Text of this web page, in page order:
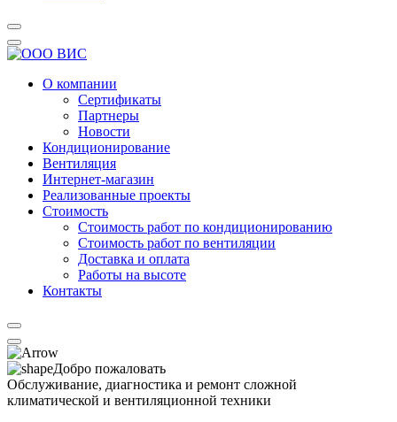
О компании
Сертификаты
Партнеры
Новости
Кондиционирование
Вентиляция
Интернет-магазин
Реализованные проекты
Стоимость
Стоимость работ по кондиционированию
Стоимость работ по вентиляции
Доставка и оплата
Работы на высоте
Контакты
Добро пожаловать
Обслуживание, диагностика и ремонт сложной
климатической и вентиляционной техники